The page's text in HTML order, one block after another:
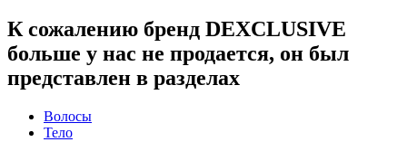
К сожалению бренд DEXCLUSIVE
больше у нас не продается, он был
представлен в разделах
Волосы
Тело